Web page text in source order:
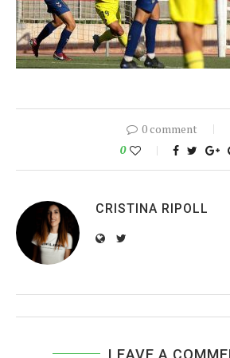
0 comment
0
CRISTINA RIPOLL
LEAVE A